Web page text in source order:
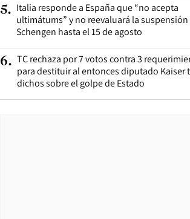
5. Italia responde a España que “no acepta
ultimátums” y no reevaluará la
Schengen hasta el 15 de agosto
6. TC rechaza por 7 votos contra 3
para destituir al entonces diputado Kaiser
dichos sobre el golpe de Estado